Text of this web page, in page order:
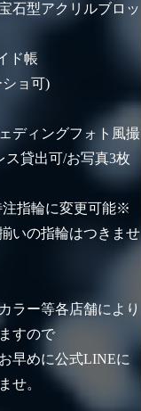
石型アクリルブロッ
ド帳
ショ可)
ディングフォト風撮
ス貸出可/お写真3枚
指輪に変更可能※
いの指輪はつきませ
ラー等各店舗により
すので
早めに公式LINEに
せ。